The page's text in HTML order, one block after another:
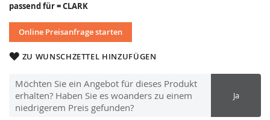
passend für = CLARK
Online Preisanfrage starten
ZU WUNSCHZETTEL HINZUFÜGEN
Möchten Sie ein Angebot für dieses Produkt
erhalten? Haben Sie es woanders zu einem
niedrigerem Preis gefunden?
Ja